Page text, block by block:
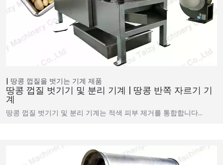
땅콩 껍질을 벗기는 기계 제품
땅콩 껍질 벗기기 및 분리 기계 | 땅콩 반쪽 자르기 기
계
땅콩 껍질 벗기기 및 분리 기계는 적색 피부 제거를 통합합니다…